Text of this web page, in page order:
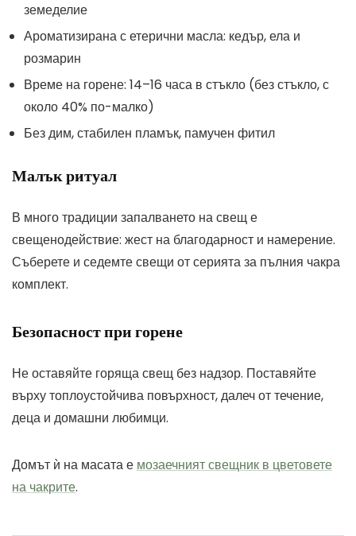
земеделие
Ароматизирана с етерични масла: кедър, ела и
розмарин
Време на горене: 14–16 часа в стъкло (без стъкло, с
около 40% по-малко)
Без дим, стабилен пламък, памучен фитил
Малък ритуал
В много традиции запалването на свещ е
свещенодействие: жест на благодарност и намерение.
Съберете и седемте свещи от серията за пълния чакра
комплект.
Безопасност при горене
Не оставяйте горяща свещ без надзор. Поставяйте
върху топлоустойчива повърхност, далеч от течение,
деца и домашни любимци.
Домът ѝ на масата е мозаечният свещник в цветовете
на чакрите.